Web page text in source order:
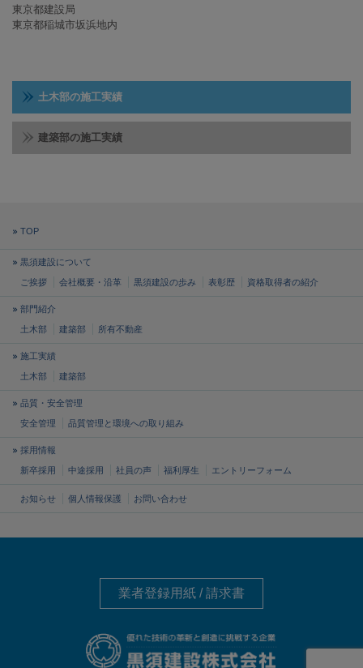
東京都建設局
東京都稲城市坂浜地内
土木部の施工実績
建築部の施工実績
TOP
黒須建設について
ご挨拶 会社概要・沿革 黒須建設の歩み 表彰歴 資格取得者の紹介
部門紹介
土木部 建築部 所有不動産
施工実績
土木部 建築部
品質・安全管理
安全管理 品質管理と環境への取り組み
採用情報
新卒採用 中途採用 社員の声 福利厚生 エントリーフォーム
お知らせ 個人情報保護 お問い合わせ
業者登録用紙 / 請求書